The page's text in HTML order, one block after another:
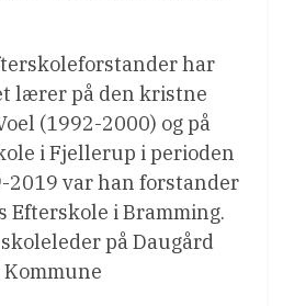
har
lærer på den kristne
(1992-2000) og på
i Fjellerup i perioden
2019 var han forstander
Efterskole i Bramming.
på Daugård